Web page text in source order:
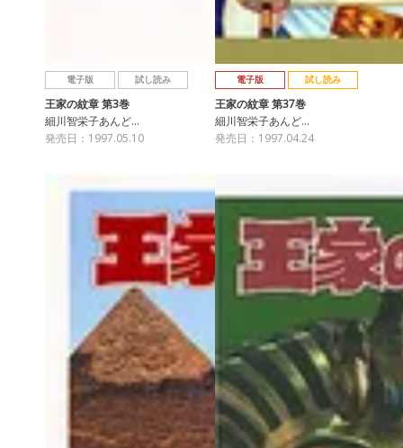
電子版 試し読み
王家の紋章 第3巻
細川智栄子あんど…
発売日：1997.05.10
電子版 試し読み
王家の紋章 第37巻
細川智栄子あんど…
発売日：1997.04.24